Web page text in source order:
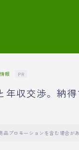
報 PR
年収交渉。納
品プロモーションを含む場合が